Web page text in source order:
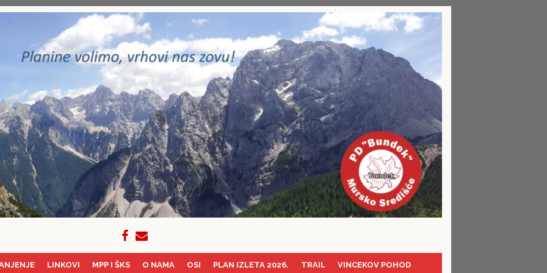
LINKOVI MPP I ŠKS O NAMA OSI PLAN IZLETA 2026. TRAIL VINCEKOV POHOD